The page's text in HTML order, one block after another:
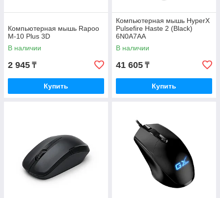
Компьютерная мышь Rapoo
M-10 Plus 3D
В наличии
2 945 ₸
Купить
Компьютерная мышь HyperX
Pulsefire Haste 2 (Black)
6N0A7AA
В наличии
41 605 ₸
Купить